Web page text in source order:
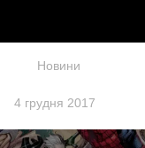
Новини
4 грудня 2017